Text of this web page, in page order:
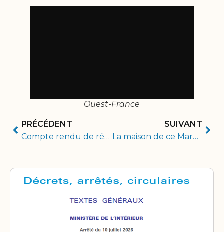
Ouest-France
PRÉCÉDENT
Compte rendu de réunion du bureau
SUIVANT
La maison de ce Mareillais se fissure de toutes parts